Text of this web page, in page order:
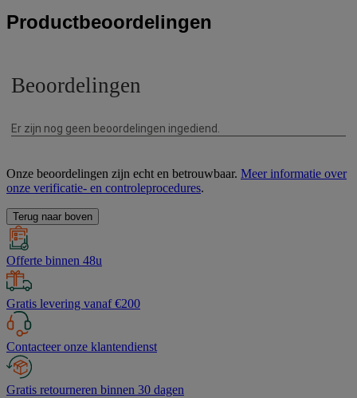
Productbeoordelingen
Onze beoordelingen zijn echt en betrouwbaar. Meer informatie over
onze verificatie- en controleprocedures.
Terug naar boven
Offerte binnen 48u
Gratis levering vanaf €200
Contacteer onze klantendienst
Gratis retourneren binnen 30 dagen